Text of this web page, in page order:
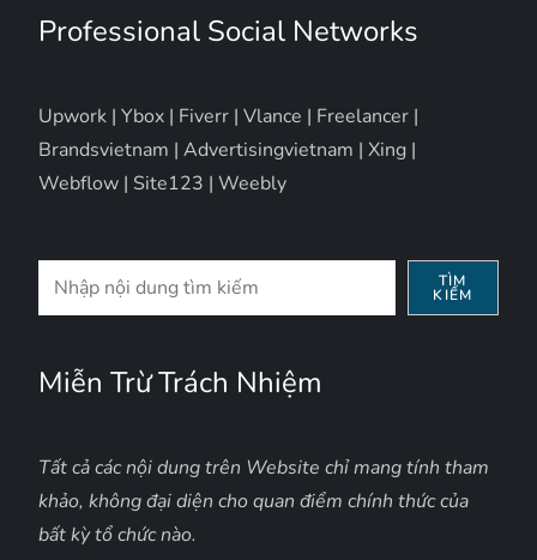
Professional Social Networks
Upwork |Ybox | Fiverr |Vlance | Freelancer |
Brandsvietnam |Advertisingvietnam |Xing |
Webflow | Site123 |Weebly
Tìm
kiếm
TÌM
KIẾM
Miễn Trừ Trách Nhiệm
Tất cả các nội dung trên Website chỉ mang tính tham
khảo, không đại diện cho quan điểm chính thức của
bất kỳ tổ chức nào.